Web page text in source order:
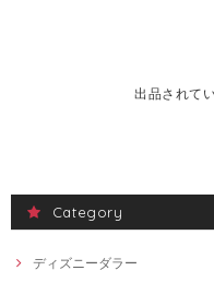
出品されて
Category
ディズニーダラー